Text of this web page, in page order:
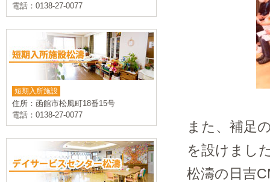
また、補足
を設けまし
松濤の日吉
電話：0138-27-0077
短期入所施設
住所：函館市松風町18番15号
電話：0138-27-0077